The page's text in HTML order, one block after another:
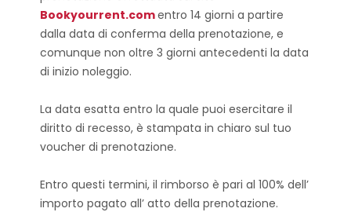
Bookyourrent.comentro 14 giorni a partire
dalla data di conferma della prenotazione, e
comunque non oltre 3 giorni antecedenti la data
di inizio noleggio.
La data esatta entro la quale puoi esercitare il
diritto di recesso, è stampata in chiaro sul tuo
voucher di prenotazione.
Entro questi termini, il rimborso è pari al 100% dell’
importo pagato all’ atto della prenotazione.